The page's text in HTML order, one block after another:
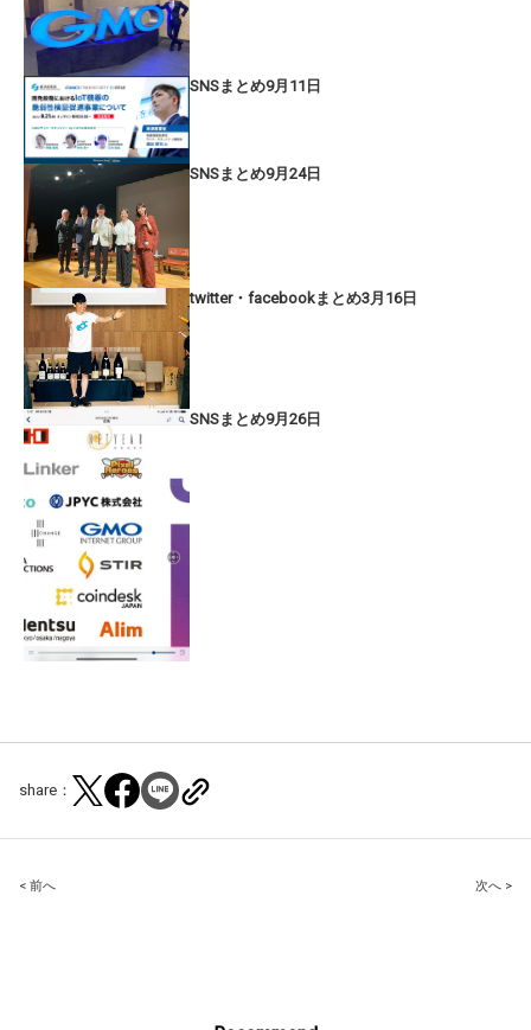
SNSまとめ9月11日
SNSまとめ9月24日
twitter・facebookまとめ3月16日
SNSまとめ9月26日
share：
Post
< 前へ 次へ >